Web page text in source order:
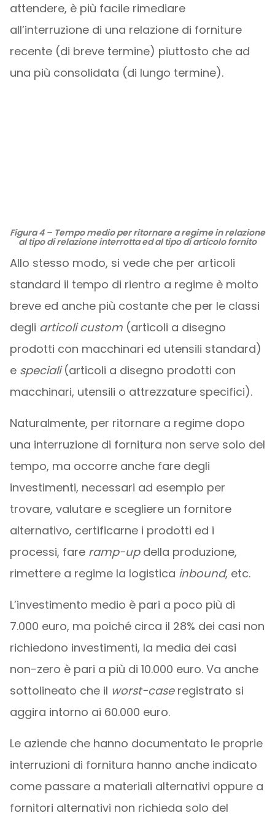
attendere, è più facile rimediare
all’interruzione di una relazione di forniture
recente (di breve termine) piuttosto che ad
una più consolidata (di lungo termine).
Figura 4 – Tempo medio per ritornare a regime in relazione
al tipo di relazione interrotta ed al tipo di articolo fornito
Allo stesso modo, si vede che per articoli
standard il tempo di rientro a regime è molto
breve ed anche più costante che per le classi
degli articoli custom(articoli a disegno
prodotti con macchinari ed utensili standard)
e speciali(articoli a disegno prodotti con
macchinari, utensili o attrezzature specifici).
Naturalmente, per ritornare a regime dopo
una interruzione di fornitura non serve solo del
tempo, ma occorre anche fare degli
investimenti, necessari ad esempio per
trovare, valutare e scegliere un fornitore
alternativo, certificarne i prodotti ed i
processi, fare ramp-updella produzione,
rimettere a regime la logistica inbound, etc.
L’investimento medio è pari a poco più di
7.000 euro, ma poiché circa il 28% dei casi non
richiedono investimenti, la media dei casi
non-zero è pari a più di 10.000 euro. Va anche
sottolineato che il worst-caseregistrato si
aggira intorno ai 60.000 euro.
Le aziende che hanno documentato le proprie
interruzioni di fornitura hanno anche indicato
come passare a materiali alternativi oppure a
fornitori alternativi non richieda solo del